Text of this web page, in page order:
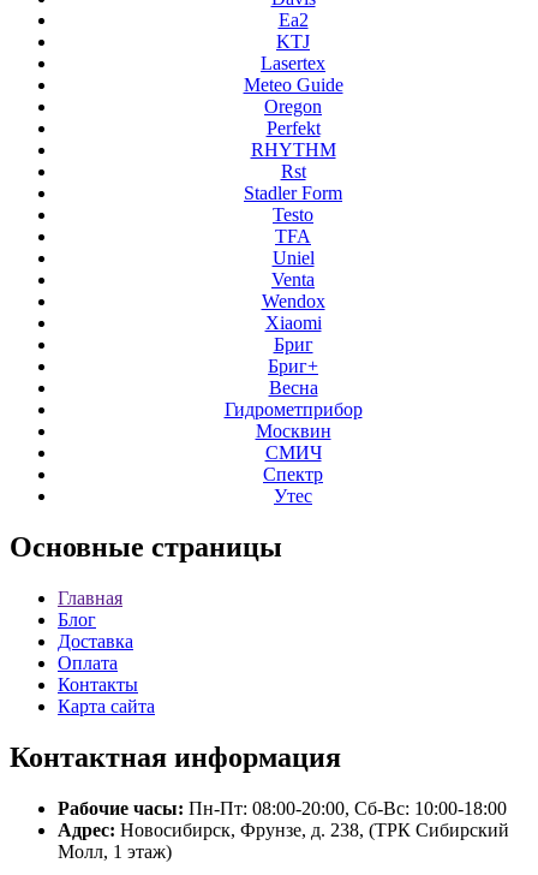
Ea2
KTJ
Lasertex
Meteo Guide
Oregon
Perfekt
RHYTHM
Rst
Stadler Form
Testo
TFA
Uniel
Venta
Wendox
Xiaomi
Бриг
Бриг+
Весна
Гидрометприбор
Москвин
СМИЧ
Спектр
Утес
Основные страницы
Главная
Блог
Доставка
Оплата
Контакты
Карта сайта
Контактная информация
Рабочие часы: Пн-Пт: 08:00-20:00, Сб-Вс: 10:00-18:00
Адрес: Новосибирск, Фрунзе, д. 238, (ТРК Сибирский
Молл, 1 этаж)